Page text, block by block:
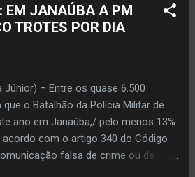
porta de casa, aí no (bairro) Padre
Mas, quando alguém da família de
outros olhos. É uma vergonha!!!”,
prima que mora ai em Janaúba
Os safados entraram na casa e
e ainda tentaram estuprar outra
todo mundo acordou e o safado
EM JANAÚBA A PM
TROTES POR DIA
Júnior) – Entre os quase 6.500
o Batalhão da Polícia Militar de
ano em Janaúba,/ pelo menos 13%
com o artigo 340 do Código
falsa de crime ou de